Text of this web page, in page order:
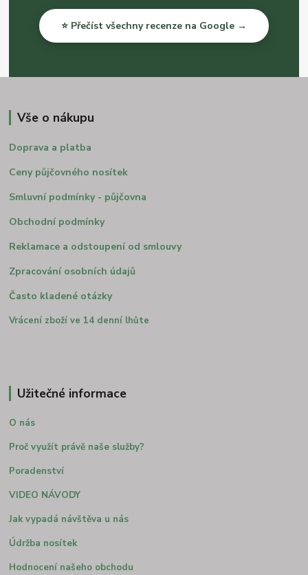
⭐ Přečíst všechny recenze na Google →
Vše o nákupu
Doprava a platba
Ceny půjčovného nosítek
Smluvní podmínky - půjčovna
Obchodní podmínky
Reklamace a odstoupení od smlouvy
Zpracování osobních údajů
Často kladené otázky
Vrácení zboží ve 14 denní lhůte
Užitečné informace
O nás
Proč využít právě naše služby?
Poradenství
VIDEO NÁVODY
Jak vypadá návštěva u nás
Údržba nosítek
Hodnocení našeho obchodu